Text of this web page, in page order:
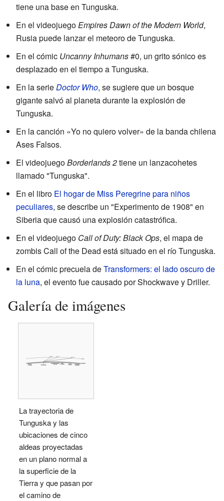
tiene una base en Tunguska.
En el videojuegoEmpires Dawn of the Modern World,
Rusia puede lanzar el meteoro de Tunguska.
En el cómic Uncanny Inhumans#0, un grito sónico es
desplazado en el tiempo a Tunguska.
En la serieDoctor Who, se sugiere que un bosque
gigante salvó al planeta durante la explosión de
Tunguska.
En la canción «Yo no quiero volver» de la banda chilena
Ases Falsos.
El videojuegoBorderlands 2tiene un lanzacohetes
llamado "Tunguska".
En el libro El hogar de Miss Peregrine para niños
peculiares, se describe un "Experimento de 1908" en
Siberia que causó una explosión catastrófica.
En el videojuego Call of Duty: Black Ops, el mapa de
zombis Call of the Dead está situado en el río Tunguska.
En el cómic precuela deTransformers: el lado oscuro de
la luna, el evento fue causado por Shockwave y Driller.
Galería de imágenes
La trayectoria de
Tunguska y las
ubicaciones de cinco
aldeas proyectadas
en un plano normal a
la superficie de la
Tierra y que pasan por
el camino de